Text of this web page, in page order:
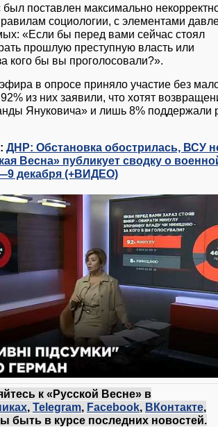
поставлен максимально
социологии, с элементами
«Если бы перед вами сейчас стоял
прошлую преступную власть или
бы вы проголосовали?».
в опросе приняло участие без
из них заявили, что хотят
Януковича» и лишь 8% поддержали
ДНР: Обстановка обострилась, ВСУ
Весна» публикует сводку о
декабря (+ВИДЕО)
к «Русской Весне» в
Telegram Facebook ВКонтакте
быть в курсе последних новостей.